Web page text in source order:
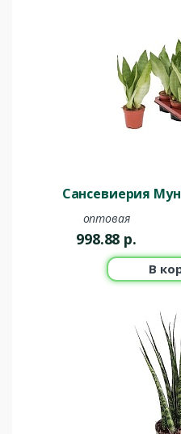
Сансевиерия
оптовая
998.88 р.
В